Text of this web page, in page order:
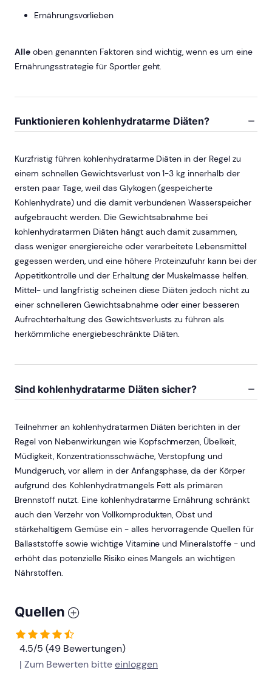
Ernährungsvorlieben
Alleoben genannten Faktoren sind wichtig, wenn es um eine
Ernährungsstrategie für Sportler geht.
Funktionieren kohlenhydratarme Diäten?
Kurzfristig führen kohlenhydratarme Diäten in der Regel zu
einem schnellen Gewichtsverlust von 1-3 kg innerhalb der
ersten paar Tage, weil das Glykogen (gespeicherte
Kohlenhydrate) und die damit verbundenen Wasserspeicher
aufgebraucht werden. Die Gewichtsabnahme bei
kohlenhydratarmen Diäten hängt auch damit zusammen,
dass weniger energiereiche oder verarbeitete Lebensmittel
gegessen werden, und eine höhere Proteinzufuhr kann bei der
Appetitkontrolle und der Erhaltung der Muskelmasse helfen.
Mittel- und langfristig scheinen diese Diäten jedoch nicht zu
einer schnelleren Gewichtsabnahme oder einer besseren
Aufrechterhaltung des Gewichtsverlusts zu führen als
herkömmliche energiebeschränkte Diäten.
Sind kohlenhydratarme Diäten sicher?
Teilnehmer an kohlenhydratarmen Diäten berichten in der
Regel von Nebenwirkungen wie Kopfschmerzen, Übelkeit,
Müdigkeit, Konzentrationsschwäche, Verstopfung und
Mundgeruch, vor allem in der Anfangsphase, da der Körper
aufgrund des Kohlenhydratmangels Fett als primären
Brennstoff nutzt. Eine kohlenhydratarme Ernährung schränkt
auch den Verzehr von Vollkornprodukten, Obst und
stärkehaltigem Gemüse ein - alles hervorragende Quellen für
Ballaststoffe sowie wichtige Vitamine und Mineralstoffe - und
erhöht das potenzielle Risiko eines Mangels an wichtigen
Nährstoffen.
Quellen
4.5/5 (49 Bewertungen)
| Zum Bewerten bitteeinloggen